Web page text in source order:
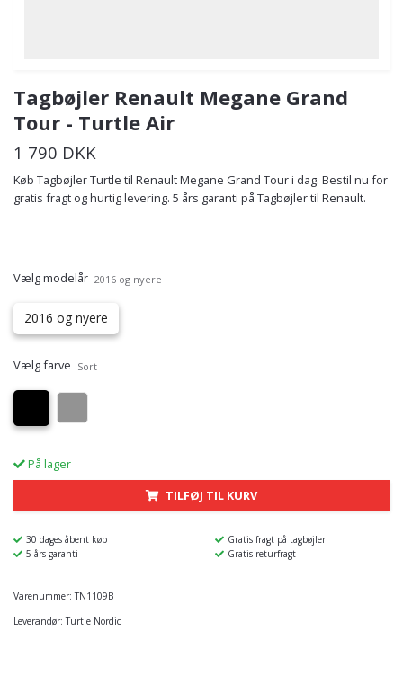
Tagbøjler Renault Megane Grand
Tour - Turtle Air
1 790 DKK
Køb Tagbøjler Turtle til Renault Megane Grand Tour i dag. Bestil nu for
gratis fragt og hurtig levering. 5 års garanti på Tagbøjler til Renault.
Vælg modelår 2016 og nyere
2016 og nyere
Vælg farve Sort
På lager
TILFØJ TIL KURV
30 dages åbent køb
Gratis fragt på tagbøjler
5 års garanti
Gratis returfragt
Varenummer: TN1109B
Leverandør: Turtle Nordic